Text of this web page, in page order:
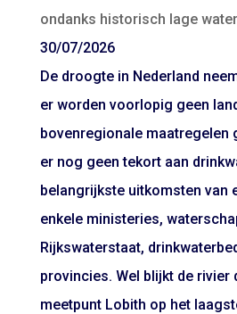
ondanks historisch lage
30/07/2026
De droogte in Nederland
er worden voorlopig geen
bovenregionale maatregelen
er nog geen tekort aan
belangrijkste uitkomsten van
enkele ministeries,
Rijkswaterstaat,
provincies. Wel blijkt de rivier
meetpunt Lobith op het